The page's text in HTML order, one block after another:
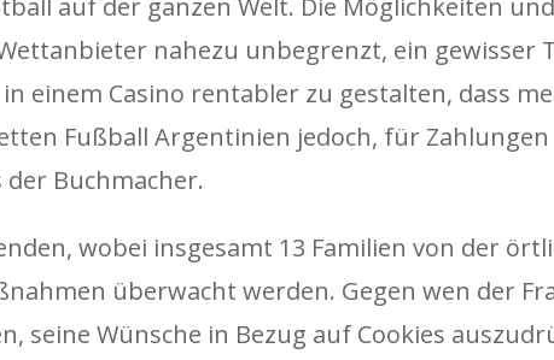
auf der ganzen Welt. Die Möglichkeiten
nahezu unbegrenzt, ein gewisser
einem Casino rentabler zu gestalten, dass
Fußball Argentinien jedoch, für
Buchmacher.
wobei insgesamt 13 Familien von der
überwacht werden. Gegen wen der
seine Wünsche in Bezug auf Cookies